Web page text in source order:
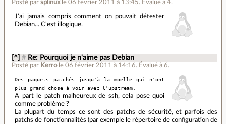
Posté parsplinux le 06 février 2011 à 13:45. Évalué à4.
J'ai jamais compris comment on pouvait détester
Debian... C'est illogique.
[^] # Re: Pourquoi je n'aime pas Debian
Posté par Kerro le 06 février 2011 à 14:16. Évalué à6.
Des paquets patchés jusqu'à la moelle qui n'ont
plus grand chose à voir avec l'upstream.
A part le patch malheureux de ssh, cela pose quoi
comme problème ?
La plupart du temps ce sont des patchs de sécurité, et parfois des
patchs de fonctionnalités (par exemple le répertoire de configuration de